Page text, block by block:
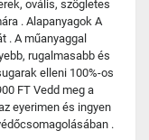
ovális, szögletes
. Alapanyagok A
. A műanyaggal
rugalmasabb és
elleni 100%-os
FT Vedd meg a
eyerimen és ingyen
.